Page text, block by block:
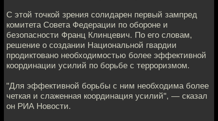
С этой точкой зрения солидарен первый зампред
комитета Совета Федерации по обороне и
безопасности Франц Клинцевич. По его словам,
решение о создании Национальной гвардии
продиктовано необходимостью более эффективной
координации усилий по борьбе с терроризмом.
"Для эффективной борьбы с ним необходима более
четкая и слаженная координация усилий", — сказал
он РИА Новости.